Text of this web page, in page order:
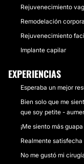
Rejuvenecimiento
Remodelación
Rejuvenecimiento
Implante capilar
EXPERIENCIAS
Esperaba un mejor
Bien solo que me
que soy petite -
¡Me siento más
Realmente
No me gustó mi